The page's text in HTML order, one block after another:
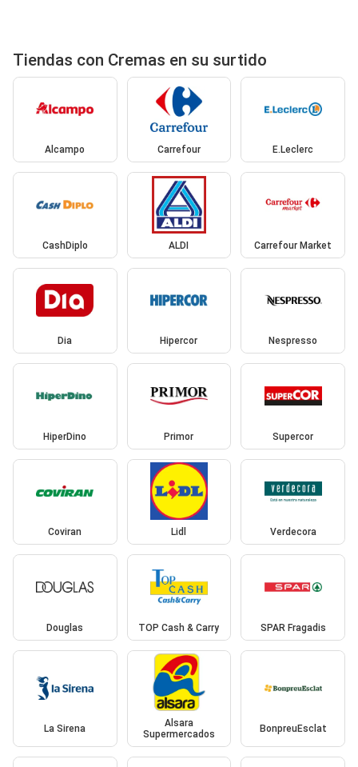
Tiendas con Cremas en su surtido
Alcampo Carrefour E.Leclerc
CashDiplo ALDI Carrefour Market
Dia Hipercor Nespresso
HiperDino Primor Supercor
Coviran Lidl Verdecora
Douglas TOP Cash & Carry SPAR Fragadis
La Sirena
Alsara
Supermercados
BonpreuEsclat